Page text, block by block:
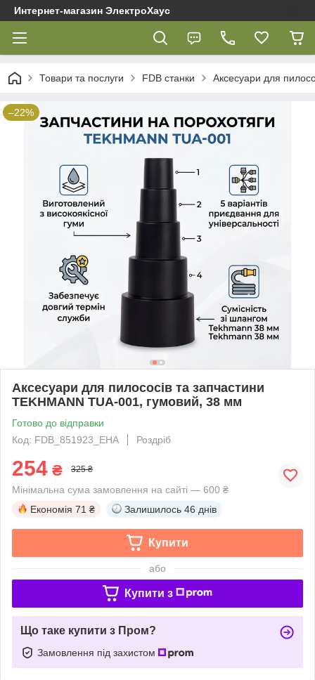
Интернет-магазин ЭлектроХаус
Товари та послуги FDB cтанки Аксесуари для
–22%
Аксесуари для пилососів та запчастини
TEKHMANN TUA-001, гумовий, 38 мм
Готово до відправки
Код: FDB_851923_EHA
Роздріб
254 ₴ 325 ₴
Мінімальна сума замовлення на сайті — 600 ₴
Економія 71 ₴ Залишилось 46 днів
Купити
або
Купити з
Що таке купити з Пром?
Замовлення під захистом